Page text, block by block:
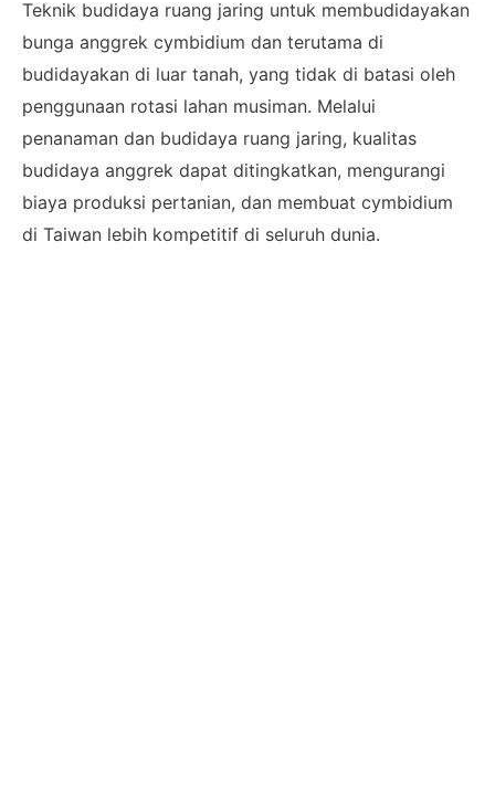
Teknik budidaya ruang jaring untuk membudidayakan
bunga anggrek cymbidium dan terutama di
budidayakan di luar tanah, yang tidak di batasi oleh
penggunaan rotasi lahan musiman. Melalui
penanaman dan budidaya ruang jaring, kualitas
budidaya anggrek dapat ditingkatkan, mengurangi
biaya produksi pertanian, dan membuat cymbidium
di Taiwan lebih kompetitif di seluruh dunia.